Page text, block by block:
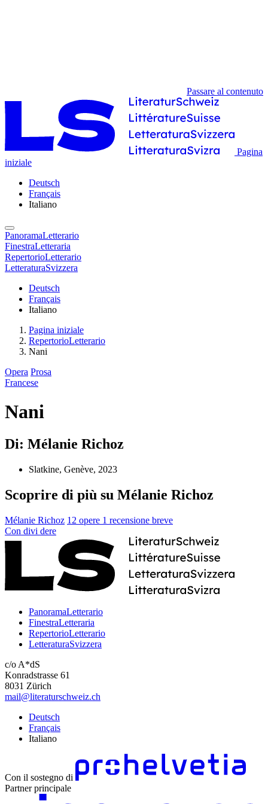
Passare al contenuto
Pagina
iniziale
Deutsch
Français
Italiano
PanoramaLetterario
FinestraLetteraria
RepertorioLetterario
LetteraturaSvizzera
Deutsch
Français
Italiano
Pagina iniziale
RepertorioLetterario
Nani
Opera Prosa
Francese
Nani
Di: Mélanie Richoz
Slatkine, Genève, 2023
Scoprire di più su Mélanie Richoz
Mélanie Richoz 12 opere 1 recensione breve
Con divi dere
PanoramaLetterario
FinestraLetteraria
RepertorioLetterario
LetteraturaSvizzera
c/o A*dS
Konradstrasse 61
8031 Zürich
mail@literaturschweiz.ch
Deutsch
Français
Italiano
Con il sostegno di
Partner principale